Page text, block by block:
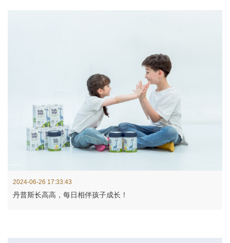
2024-06-26 17:33:43
丹普斯长高高，每日相伴孩子成长！